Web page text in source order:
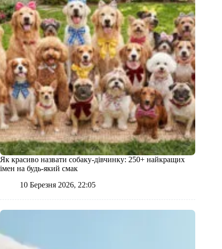
Як красиво назвати собаку-дівчинку: 250+ найкращих
імен на будь-який смак
10 Березня 2026, 22:05